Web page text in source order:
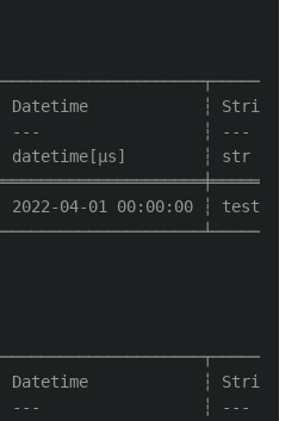
Datetime            ┆ String │
---                 ┆ ---    │
datetime[μs]        ┆ str    │
04-01 00:00:00 ┆ test   │
Datetime            ┆ String │
---                 ┆ ---    │